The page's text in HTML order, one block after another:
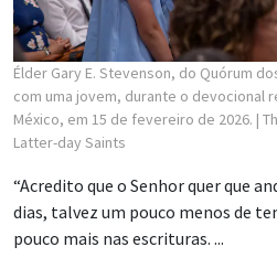
Élder Gary E. Stevenson, do Quórum
com uma jovem, durante o devocional
México, em 15 de fevereiro de 2026. |
Latter-day Saints
“Acredito que o Senhor quer que
dias, talvez um pouco menos de
pouco mais nas escrituras. ...